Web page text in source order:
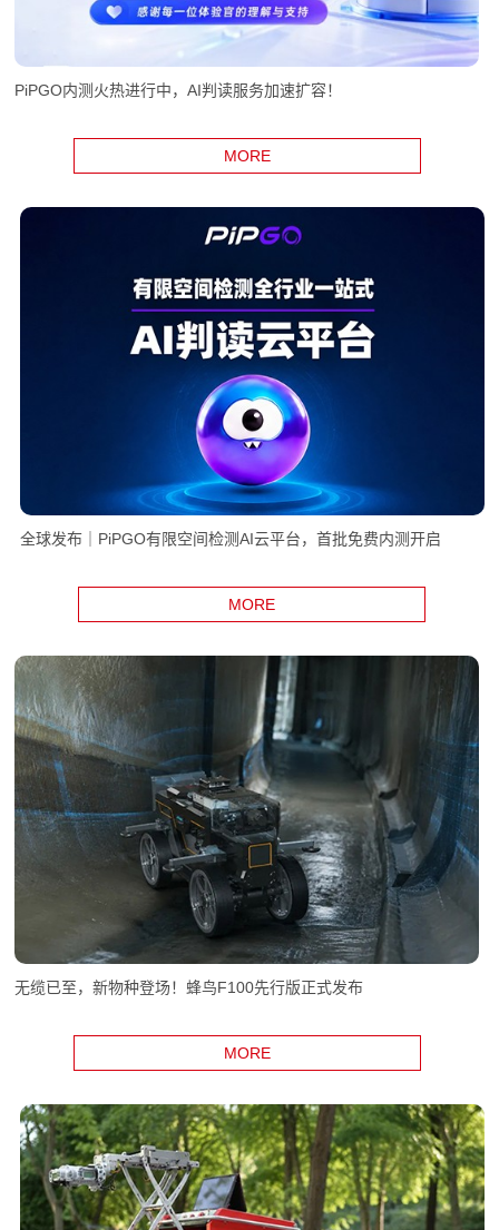
PiPGO内测火热进行中，AI判读服务加速扩容！
MORE
全球发布｜PiPGO有限空间检测AI云平台，首批免费内测开启
MORE
无缆已至，新物种登场！蜂鸟F100先行版正式发布